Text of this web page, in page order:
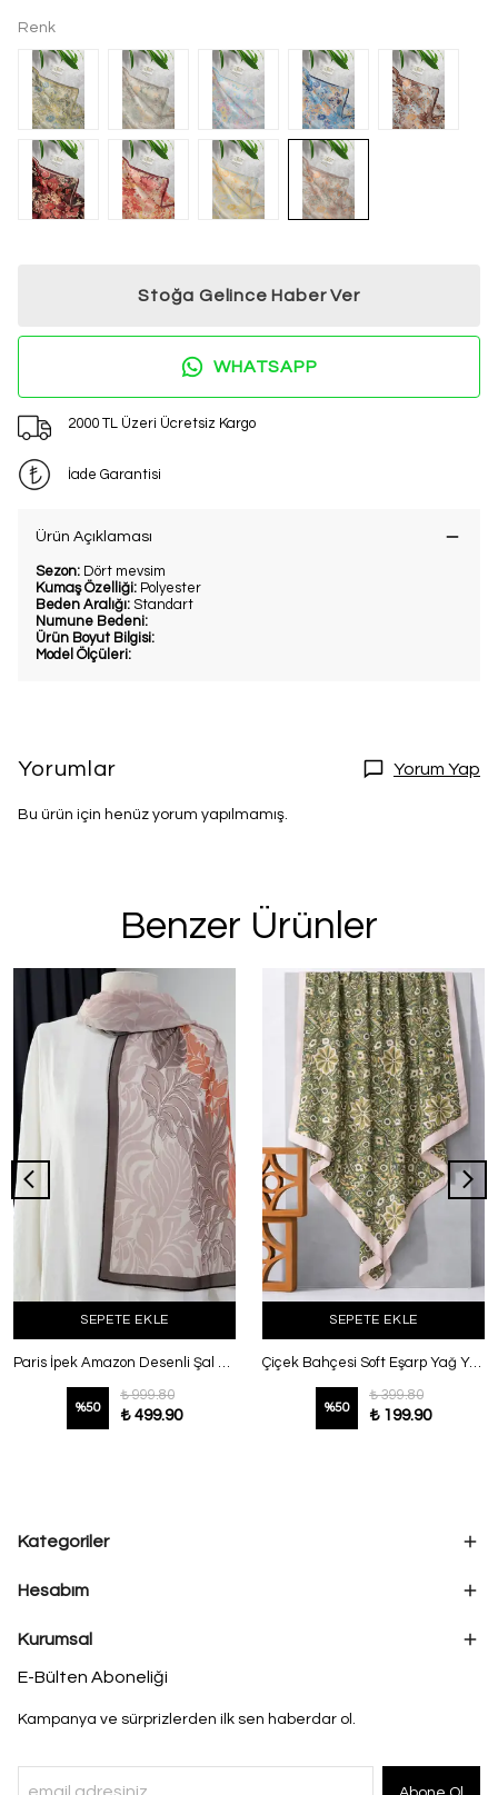
Renk
Stoğa Gelince Haber Ver
WHATSAPP
2000 TL Üzeri Ücretsiz Kargo
İade Garantisi
Ürün Açıklaması
Sezon: Dört mevsim
Kumaş Özelliği: Polyester
Beden Aralığı: Standart
Numune Bedeni:
Ürün Boyut Bilgisi:
Model Ölçüleri:
Yorumlar Yorum Yap
Bu ürün için henüz yorum yapılmamış.
Benzer Ürünler
SEPETE EKLE
Paris İpek Amazon Desenli Şal Koyu Kahve
%50
₺ 999.80
₺ 499.90
SEPETE EKLE
Çiçek Bahçesi Soft Eşarp Yağ Yeşili Bej
%50
₺ 399.80
₺ 199.90
Kategoriler
Hesabım
Kurumsal
E-Bülten Aboneliği
Kampanya ve sürprizlerden ilk sen haberdar ol.